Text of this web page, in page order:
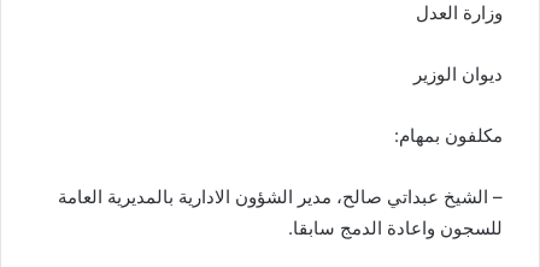
وزارة العدل
ديوان الوزير
مكلفون بمهام:
– الشيخ عبداتي صالح، مدير الشؤون الادارية بالمديرية العامة
للسجون واعادة الدمج سابقا.